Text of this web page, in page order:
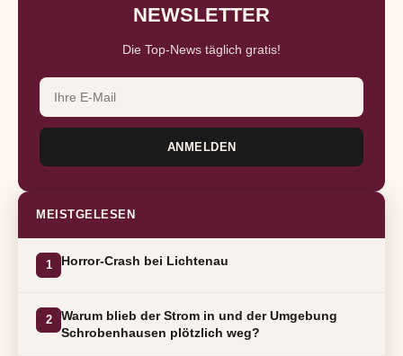
NEWSLETTER
Die Top-News täglich gratis!
ANMELDEN
MEISTGELESEN
1 Horror-Crash bei Lichtenau
2
Warum blieb der Strom in und der Umgebung
Schrobenhausen plötzlich weg?